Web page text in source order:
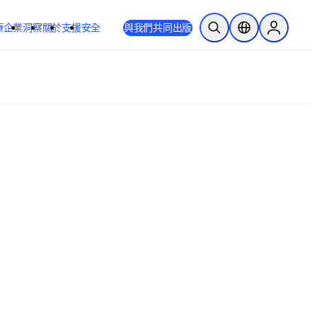
企業洞察關於支援安全 與我們共同出版 公開搜尋位置選擇器Sign in to